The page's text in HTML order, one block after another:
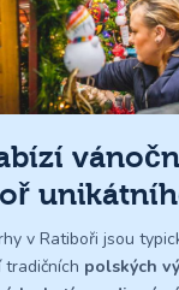
v Ratiboři jsou
tradičních polských